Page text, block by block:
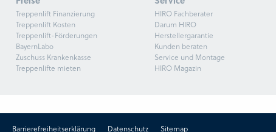
Treppenlift Finanzierung
Treppenlift Kosten
Treppenlift-Förderungen
BayernLabo
Zuschuss Krankenkasse
Treppenlifte mieten
HIRO Fachberater
Darum HIRO
Herstellergarantie
Kunden beraten
Service und Montage
HIRO Magazin
Barrierefreiheitserklärung Datenschutz Sitemap